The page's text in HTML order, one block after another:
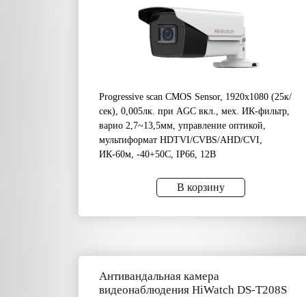
Progressive scan CMOS Sensor, 1920х1080 (25к/
сек), 0,005лк. при AGС вкл., мех. ИК-фильтр,
варио 2,7~13,5мм, управление оптикой,
мультиформат HDTVI/CVBS/AHD/CVI,
ИК-60м, -40+50C, IP66, 12В
В корзину
Антивандальная камера
видеонаблюдения HiWatch DS-T208S